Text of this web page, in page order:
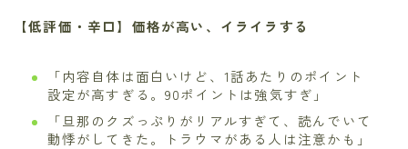
【低評価・辛口】価格が高い、イライラする
「内容自体は面白いけど、1話あたりのポイント
設定が高すぎる。90ポイントは強気すぎ」
「旦那のクズっぷりがリアルすぎて、読んでいて
動悸がしてきた。トラウマがある人は注意かも」